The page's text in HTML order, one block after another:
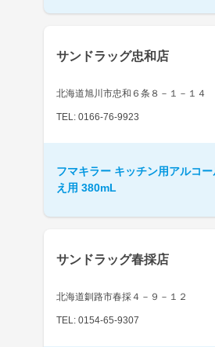
サンドラッグ忠和店
北海道旭川市忠和６条８－１－１４
TEL: 0166-76-9923
フマキラー キッチン用アルコ
え用 380mL
サンドラッグ春採店
北海道釧路市春採４－９－１２
TEL: 0154-65-9307